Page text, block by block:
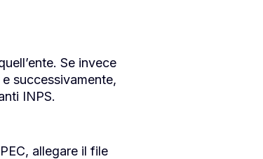
Se invece
successivamente,
INPS.
allegare il file